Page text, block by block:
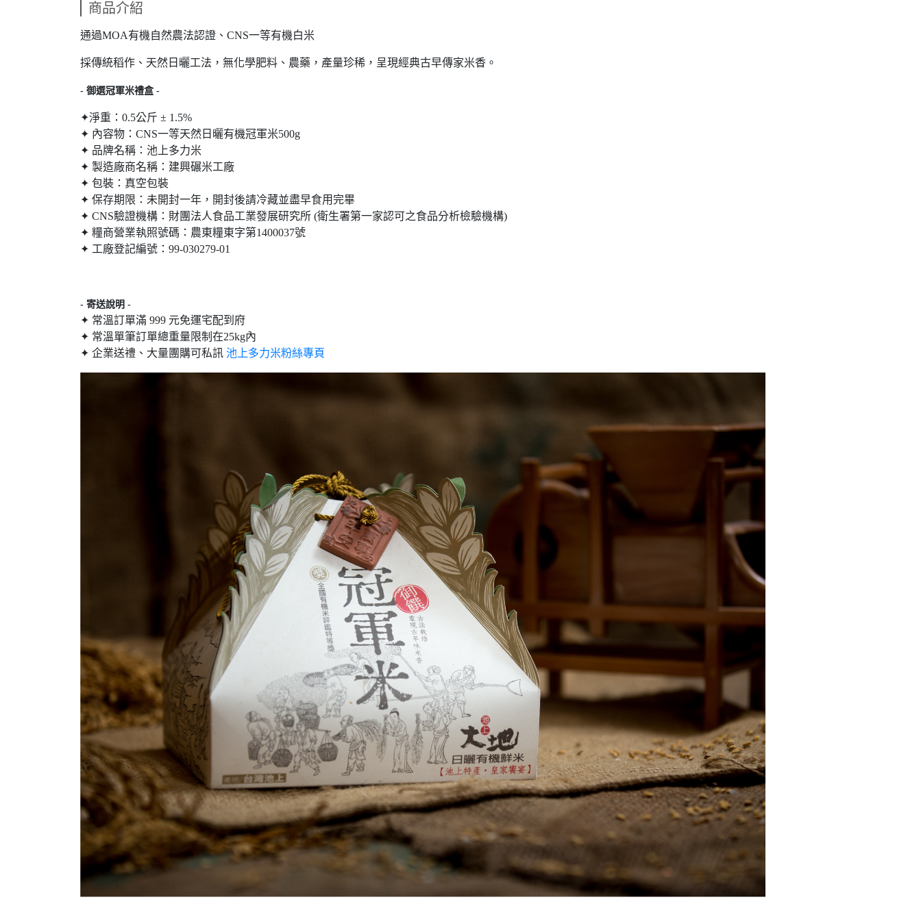
商品介紹
通過MOA有機自然農法認證、CNS一等有機白米
採傳統稻作、天然日曬工法，無化學肥料、農藥，產量珍稀，呈現經典古早傳家米香。
- 御選冠軍米禮盒 -
✦淨重：0.5公斤 ± 1.5%
✦ 內容物：CNS一等天然日曬有機冠軍米500g
✦ 品牌名稱：池上多力米
✦ 製造廠商名稱：建興碾米工廠
✦ 包裝：真空包裝
✦ 保存期限：未開封一年，開封後請冷藏並盡早食用完畢
✦ CNS驗證機構：財團法人食品工業發展研究所 (衛生署第一家認可之食品分析檢驗機構)
✦ 糧商營業執照號碼：農東糧東字第1400037號
✦ 工廠登記編號：99-030279-01
- 寄送說明 -
✦ 常溫訂單滿 999 元免運宅配到府
✦ 常溫單筆訂單總重量限制在25kg內
✦ 企業送禮、大量團購可私訊 池上多力米粉絲專頁